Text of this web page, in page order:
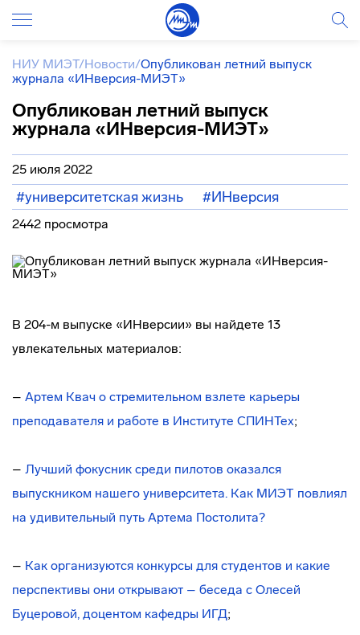
НИУ МИЭТ/Новости/Опубликован летний выпуск
журнала «ИНверсия-МИЭТ»
Опубликован летний выпуск
журнала «ИНверсия-МИЭТ»
25 июля 2022
#университетская жизнь #ИНверсия
2442 просмотра
В 204-м выпуске «ИНверсии» вы найдете 13
увлекательных материалов:
– Артем Квач о стремительном взлете карьеры
преподавателя и работе в Институте СПИНТех;
– Лучший фокусник среди пилотов оказался
выпускником нашего университета. Как МИЭТ повлиял
на удивительный путь Артема Постолита?
– Как организуются конкурсы для студентов и какие
перспективы они открывают – беседа с Олесей
Буцеровой, доцентом кафедры ИГД;